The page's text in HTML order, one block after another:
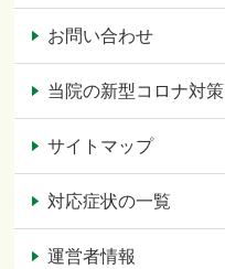
お問い合わせ
当院の新型コロナ対策
サイトマップ
対応症状の一覧
運営者情報